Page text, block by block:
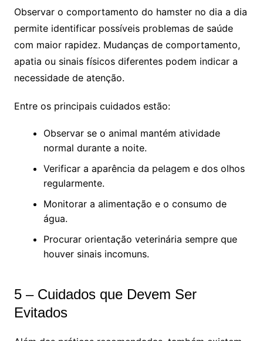
Observar o comportamento do hamster no dia a dia
permite identificar possíveis problemas de saúde
com maior rapidez. Mudanças de comportamento,
apatia ou sinais físicos diferentes podem indicar a
necessidade de atenção.
Entre os principais cuidados estão:
Observar se o animal mantém atividade
normal durante a noite.
Verificar a aparência da pelagem e dos olhos
regularmente.
Monitorar a alimentação e o consumo de
água.
Procurar orientação veterinária sempre que
houver sinais incomuns.
5 – Cuidados que Devem Ser
Evitados